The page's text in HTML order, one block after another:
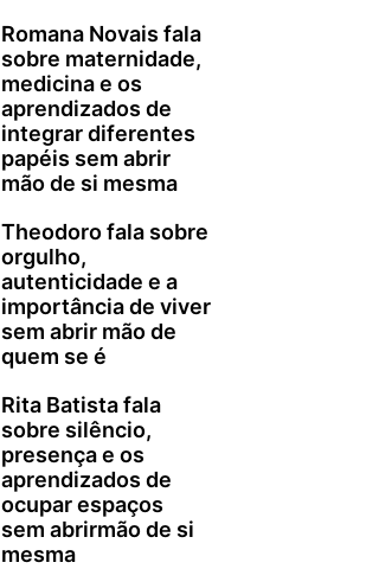
Romana Novais fala
sobre maternidade,
medicina e os
aprendizados de
integrar diferentes
papéis sem abrir
mão de si mesma
Theodoro fala sobre
orgulho,
autenticidade e a
importância de viver
sem abrir mão de
quem se é
Rita Batista fala
sobre silêncio,
presença e os
aprendizados de
ocupar espaços
sem abrirmão de si
mesma